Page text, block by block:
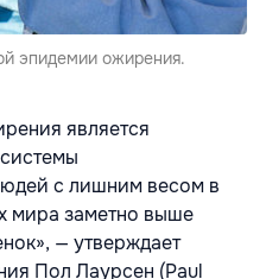
эпидемии ожирения.
является
с лишним весом в
мира заметно выше
— утверждает
Пол Лаурсен (Paul